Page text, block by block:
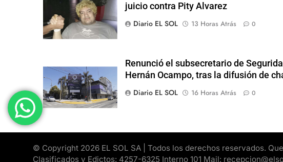
juicio contra Pity Alvarez
Diario EL SOL
13 Horas Atrás 0
Renunció el subsecretario de
Hernán Ocampo, tras la difusión de
Diario EL SOL
16 Horas Atrás 0
© Copyright 2026 EL SOL SA | Todos los derechos reservados.
Clasificados y Edictos: 4257-6325 Interno 101 Mail: